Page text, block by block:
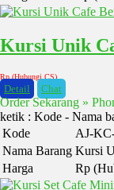
Kursi Unik
Rp (Hubungi CS)
Detail Chat
Order Sekarang »
ketik : Kode - Nama
Kode
AJ-
Nama Barang Kursi
Harga
Rp